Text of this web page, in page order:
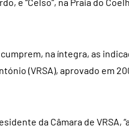
na íntegra, as
(VRSA), aprovado em
da Câmara de